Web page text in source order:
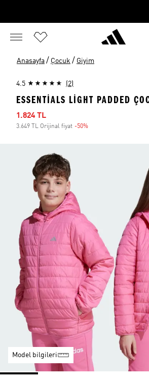
Anasayfa / Çocuk / Giyim
4.5 (2)
ESSENTIALS LIGHT PADDED
İndirimli fiyat
1.824 TL
3.649 TL Orijinal fiyat -50%
Model bilgileri